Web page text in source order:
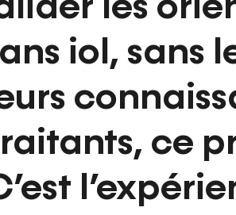
les
iol, sans
ce